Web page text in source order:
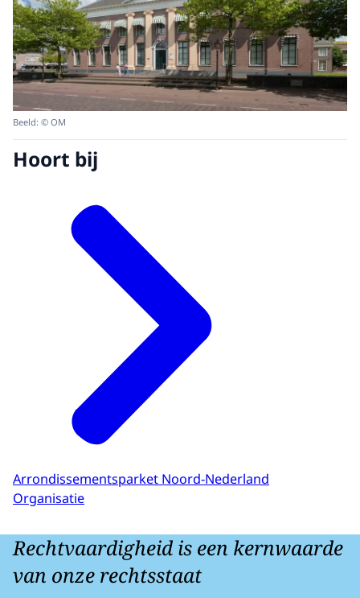
Beeld: © OM
Hoort bij
Arrondissementsparket Noord-Nederland
Organisatie
Rechtvaardigheid is een kernwaarde
van onze rechtsstaat